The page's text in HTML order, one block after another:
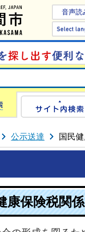
音声読
Google検索
公示送達 国民
康保険税関係